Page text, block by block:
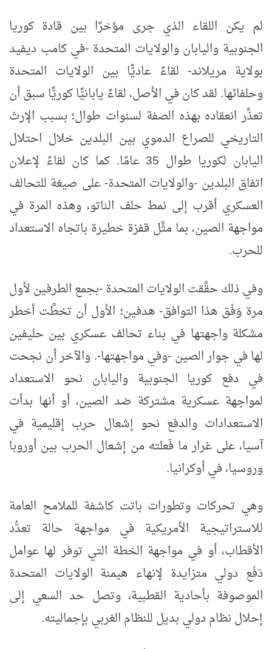
لم يكن اللقاء الذي جرى مؤخرًا بين قادة كوريا
الجنوبية واليابان والولايات المتحدة -في كامب ديفيد
بولاية مريلاند- لقاءً عاديًّا بين الولايات المتحدة
وحلفائها. لقد كان في الأصل، لقاءً يابانيًّا كوريًّا سبق أن
تعذَّر انعقاده بهذه الصفة لسنوات طوال؛ بسبب الإرث
التاريخي للصراع الدموي بين البلدين خلال احتلال
اليابان لكوريا طوال 35 عامًا. كما كان لقاءً لإعلان
اتفاق البلدين -والولايات المتحدة- على صيغة للتحالف
العسكري أقرب إلى نمط حلف الناتو، وهذه المرة في
مواجهة الصين، بما مثَّل قفزة خطيرة باتجاه الاستعداد
للحرب.
وفي ذلك حقَّقت الولايات المتحدة -بجمع الطرفين لأول
مرة وَفْق هذا التوافق- هدفين؛ الأول أن تخطَّت أخطر
مشكلة واجهتها في بناء تحالف عسكري بين حليفين
لها في جوار الصين -وفي مواجهتها-. والآخر أن نجحت
في دفع كوريا الجنوبية واليابان نحو الاستعداد
لمواجهة عسكرية مشتركة ضد الصين، أو أنها بدأت
الاستعدادات والدفع نحو إشعال حرب إقليمية في
آسيا، على غرار ما فَعلته من إشعال الحرب بين أوروبا
وروسيا، في أوكرانيا.
وهي تحركات وتطورات باتت كاشفة للملامح العامة
للاستراتيجية الأمريكية في مواجهة حالة تعدُّد
الأقطاب، أو في مواجهة الخطة التي توفر لها عوامل
دَفْع دولي متزايدة لإنهاء هيمنة الولايات المتحدة
الموصوفة بأحادية القطبية، وتصل حد السعي إلى
إحلال نظام دولي بديل للنظام الغربي بإجماليته.